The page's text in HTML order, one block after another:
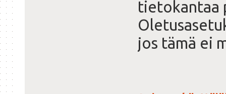
tietokantaa
jos tämä ei